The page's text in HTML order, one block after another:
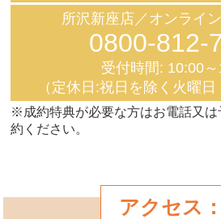
所沢新座店／オンライ
0800-812-
受付時間: 10:00
（定休日:祝日を除く火曜日
※成約特典が必要な方はお電話又は
約ください。
アクセス